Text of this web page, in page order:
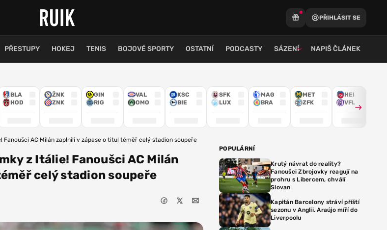
PŘIHLÁSIT SE
PŘESTUPY HOKEJ TENIS BOJOVÉ SPORTY OSTATNÍ PODCASTY SÁZENÍ NAPIŠ ČLÁNEK
BLA
HOD
ŽNK
ZNK
GIN
RIG
VAL
OMO
KSC
BIE
SFK
LUX
MAG
BRA
MET
ZFK
HEI
VFL
Fanoušci AC Milán zaplnili v zápase o titul téměř celý stadion soupeře
z Itálie! Fanoušci AC Milán
celý stadion soupeře
POPULÁRNÍ
Krutý návrat do reality?
Fanoušci Zbrojovky reagují na
prohru s Libercem, chválí
Slovan
Kapitán Barcelony stráví příští
sezonu v Anglii. Araújo míří do
Liverpoolu